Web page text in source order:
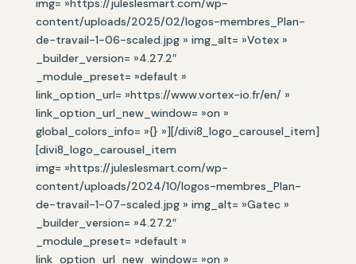
img= »https://juleslesmart.com/wp-
content/uploads/2025/02/logos-membres_Plan-
de-travail-1-06-scaled.jpg » img_alt= »Votex »
_builder_version= »4.27.2″
_module_preset= »default »
link_option_url= »https://www.vortex-io.fr/en/ »
link_option_url_new_window= »on »
global_colors_info= »{} »][/divi8_logo_carousel_item]
[divi8_logo_carousel_item
img= »https://juleslesmart.com/wp-
content/uploads/2024/10/logos-membres_Plan-
de-travail-1-07-scaled.jpg » img_alt= »Gatec »
_builder_version= »4.27.2″
_module_preset= »default »
link_option_url_new_window= »on »